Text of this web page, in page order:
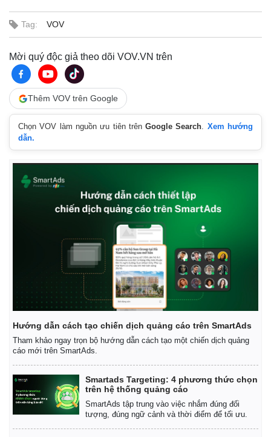
Tag: VOV
Mời quý độc giả theo dõi VOV.VN trên
Thêm VOV trên Google
Chọn VOV làm nguồn ưu tiên trênGoogle Search. Xem hướng
dẫn.
Hướng dẫn cách tạo chiến dịch quảng cáo trên SmartAds
Tham khảo ngay trọn bộ hướng dẫn cách tạo một chiến dịch quảng
cáo mới trên SmartAds.
Smartads Targeting: 4 phương thức chọn
trên hệ thống quảng cáo
SmartAds tập trung vào việc nhắm đúng đối
tượng, đúng ngữ cảnh và thời điểm để tối ưu.